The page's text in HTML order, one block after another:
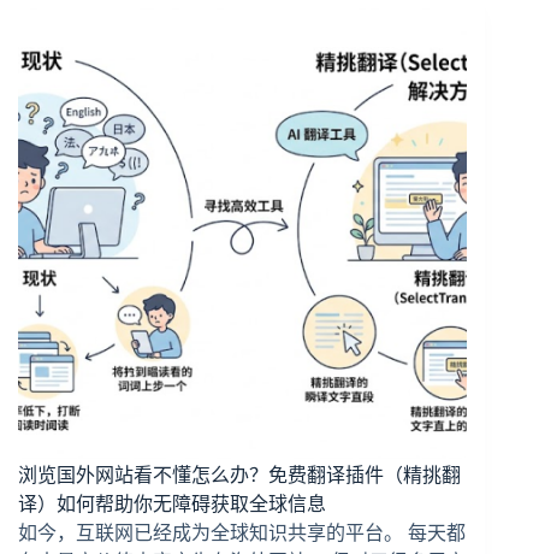
浏览国外网站看不懂怎么办？免费翻译插件（精挑翻
译）如何帮助你无障碍获取全球信息
如今，互联网已经成为全球知识共享的平台。 每天都